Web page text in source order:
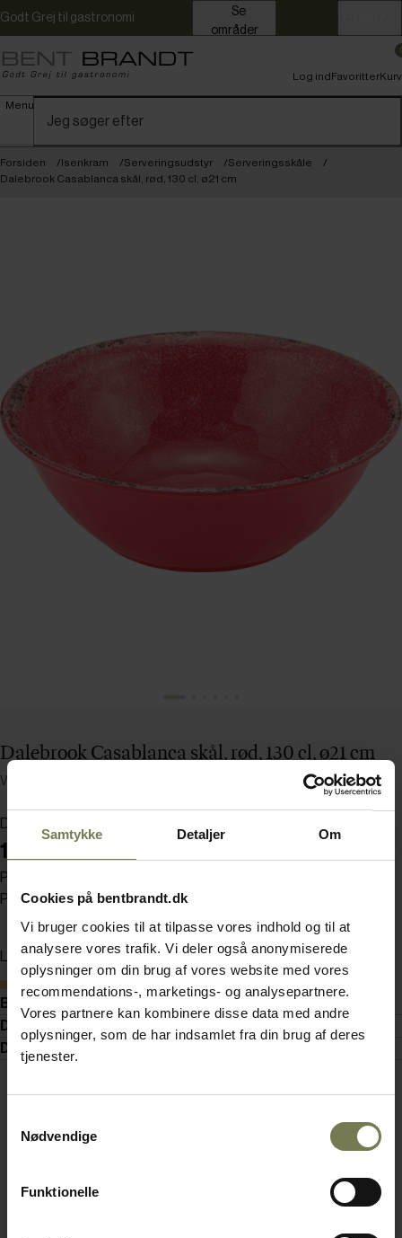
Samtykke Detaljer Om
Cookies på bentbrandt.dk
Vi bruger cookies til at tilpasse vores indhold og til at
analysere vores trafik. Vi deler også anonymiserede
oplysninger om din brug af vores website med vores
recommendations-, marketings- og analysepartnere.
Vores partnere kan kombinere disse data med andre
oplysninger, som de har indsamlet fra din brug af deres
tjenester.
Nødvendige
Funktionelle
Godt Grej til gastronomi
områder
Menu
Log indFavoritterKurv
Forsiden Isenkram Serveringsudstyr
Serveringsskåle
Dalebrook Casablanca skål, rød, 130 cl, ø21 cm
Dalebrook Casablanca skål, rød, 130 cl, ø21 cm
Varenummer: 35140326
Din pris (ekskl. moms)
159,00 kr./stk.
Pakker af 12 stk.
Pris pr. pakke 1.908,00 kr. (ekskl. moms)
Læg i kurv
Beskrivelse
Detaljer
Dokumenter